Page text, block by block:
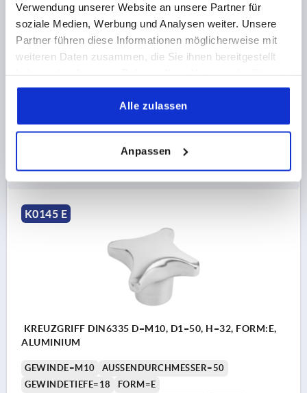
Verwendung unserer Website an unsere Partner für
soziale Medien, Werbung und Analysen weiter. Unsere
Partner führen diese Informationen möglicherweise mit
weiteren Daten zusammen, die Sie ihnen bereitgestellt
gesammelt haben.
Alle zulassen
Anpassen
KREUZGRIFF DIN6335 D=M08, D1=40, H=25, FORM:E,
ALUMINIUM
AUSSENDURCHMESSER=40
zzgl. Versandkosten
K0145 E
KREUZGRIFF DIN6335 D=M10, D1=50, H=32, FORM:E,
ALUMINIUM
GEWINDE=M10
AUSSENDURCHMESSER=50
GEWINDETIEFE=18
FORM=E